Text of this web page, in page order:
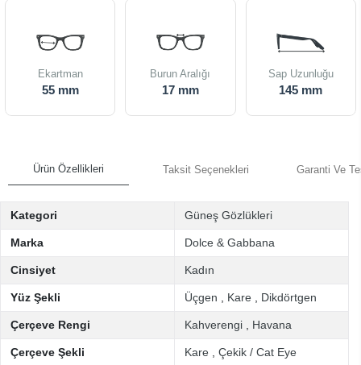
Ekartman
55 mm
Burun Aralığı
17 mm
Sap Uzunluğu
145 mm
Ürün Özellikleri Taksit Seçenekleri Garanti Ve
Kategori Güneş Gözlükleri
Marka Dolce & Gabbana
Cinsiyet Kadın
Yüz Şekli Üçgen Kare Dikdörtgen
Çerçeve Rengi Kahverengi Havana
Çerçeve Şekli Kare Çekik / Cat Eye